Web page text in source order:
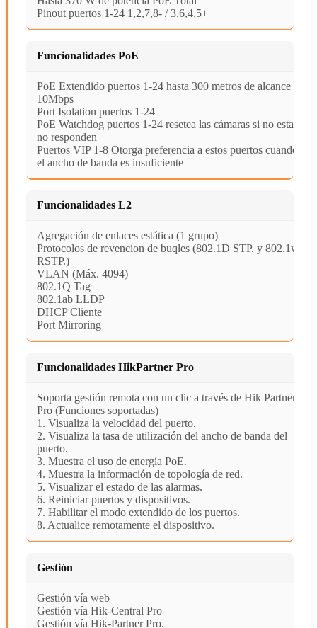
Pinout puertos 1-24 1,2,7,8- / 3,6,4,5+
Funcionalidades PoE
PoE Extendido puertos 1-24 hasta 300 metros de alcance a
10Mbps
Port Isolation puertos 1-24
PoE Watchdog puertos 1-24 resetea las cámaras si no estas
no responden
Puertos VIP 1-8 Otorga preferencia a estos puertos cuando
el ancho de banda es insuficiente
Funcionalidades L2
Agregación de enlaces estática (1 grupo)
Protocolos de revencion de buqles (802.1D STP. y 802.1w
RSTP.)
VLAN (Máx. 4094)
802.1Q Tag
802.1ab LLDP
DHCP Cliente
Port Mirroring
Funcionalidades HikPartner Pro
Soporta gestión remota con un clic a través de Hik Partner
Pro (Funciones soportadas)
1. Visualiza la velocidad del puerto.
2. Visualiza la tasa de utilización del ancho de banda del
puerto.
3. Muestra el uso de energía PoE.
4. Muestra la información de topología de red.
5. Visualizar el estado de las alarmas.
6. Reiniciar puertos y dispositivos.
7. Habilitar el modo extendido de los puertos.
8. Actualice remotamente el dispositivo.
Gestión
Gestión vía web
Gestión vía Hik-Central Pro
Gestión vía Hik-Partner Pro.